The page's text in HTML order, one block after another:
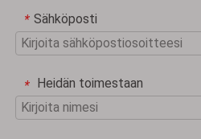
* Sähköposti
* Heidän toimestaan